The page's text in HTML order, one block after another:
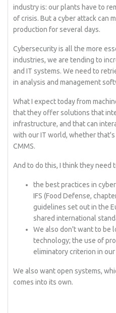
industry is: our plants have to
of crisis. But a cyber attack can
production for several days.
Cybersecurity is all the more
industries, we are tending to
and IT systems. We need to
in analysis and management
What I expect today from
that they offer solutions that
infrastructure, and that can
with our IT world, whether that's
CMMS.
And to do this, I think they need
the best practices in
IFS (Food Defense,
guidelines set out in the
shared international
We also don't want to be
technology; the use of
eliminatory criterion in
We also want open systems,
comes into its own.